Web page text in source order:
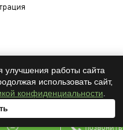
позвонить
2026©
работы сайта
использовать сайт,
конфиденциальности